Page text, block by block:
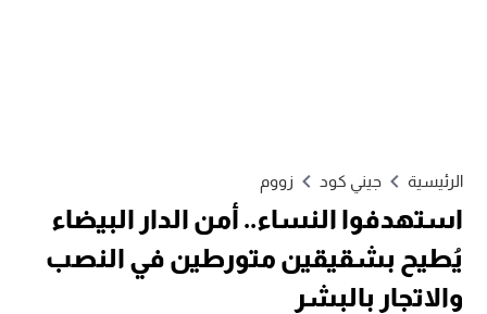
الرئيسية جيني كود زووم
استهدفوا النساء.. أمن الدار البيضاء
يُطيح بشقيقين متورطين في النصب
والاتجار بالبشر